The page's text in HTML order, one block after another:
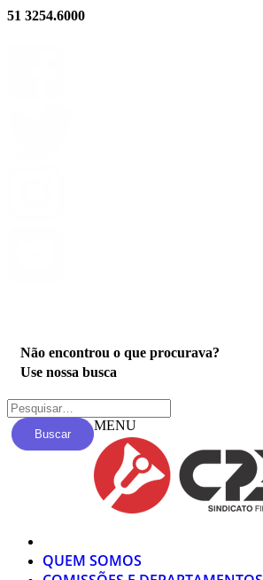
51 3254.6000
Não encontrou o que procurava?
Use nossa busca
Buscar
MENU
QUEM SOMOS